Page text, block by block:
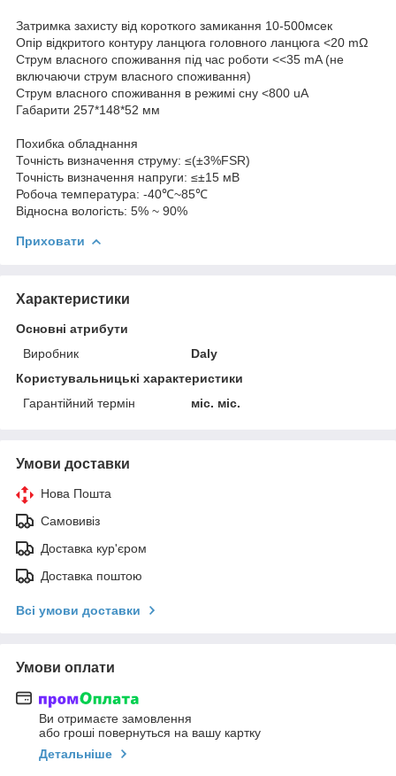
Затримка захисту від короткого замикання 10-500мсек
Опір відкритого контуру ланцюга головного ланцюга <20 mΩ
Струм власного споживання під час роботи <<35 mA (не
включаючи струм власного споживання)
Струм власного споживання в режимі сну <800 uA
Габарити 257*148*52 мм
Похибка обладнання
Точність визначення струму: ≤(±3%FSR)
Точність визначення напруги: ≤±15 мВ
Робоча температура: -40℃~85℃
Відносна вологість: 5% ~ 90%
Приховати
Характеристики
Основні атрибути
Виробник
Daly
Користувальницькі характеристики
Гарантійний термін
міс. міс.
Умови доставки
Нова Пошта
Самовивіз
Доставка кур'єром
Доставка поштою
Всі умови доставки
Умови оплати
Ви отримаєте замовлення
або гроші повернуться на вашу картку
Детальніше